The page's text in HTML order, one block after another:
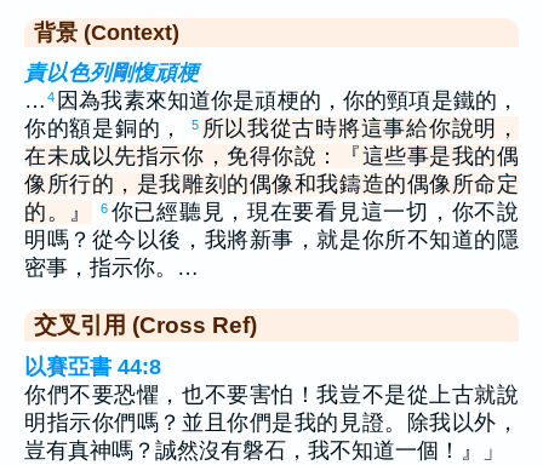
背景 (Context)
責以色列剛愎頑梗
… 4 因為我素來知道你是頑梗的，你的頸項是鐵的，
你的額是銅的，
5 所以我從古時將這事給你說明，
在未成以先指示你，免得你說：『這些事是我的偶
像所行的，是我雕刻的偶像和我鑄造的偶像所命定
的。』
6 你已經聽見，現在要看見這一切，你不說
明嗎？從今以後，我將新事，就是你所不知道的隱
密事，指示你。…
交叉引用 (Cross Ref)
以賽亞書 44:8
你們不要恐懼，也不要害怕！我豈不是從上古就說
明指示你們嗎？並且你們是我的見證。除我以外，
豈有真神嗎？誠然沒有磐石，我不知道一個！』」